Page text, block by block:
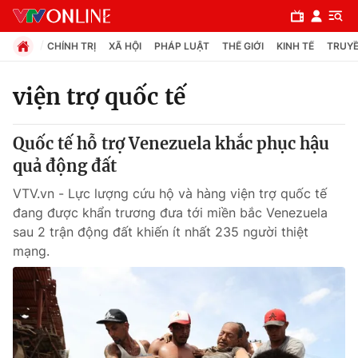
Chuyên mục
Chính trị
Xã hội
Pháp luật
Y tế
Thế giới
CHÍNH TRỊ XÃ HỘI PHÁP LUẬT THẾ GIỚI KINH TẾ
viện trợ quốc tế
Quốc tế hỗ trợ Venezuela khắc phục hậu
quả động đất
VTV.vn - Lực lượng cứu hộ và hàng viện trợ quốc tế
đang được khẩn trương đưa tới miền bắc Venezuela
sau 2 trận động đất khiến ít nhất 235 người thiệt
mạng.